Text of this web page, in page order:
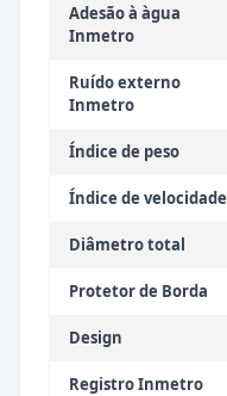
Adesão à àgua
Inmetro
Ruído externo
Inmetro
Índice de peso
Índice de velocidade
Diâmetro total
Protetor de Borda
Design
Registro Inmetro